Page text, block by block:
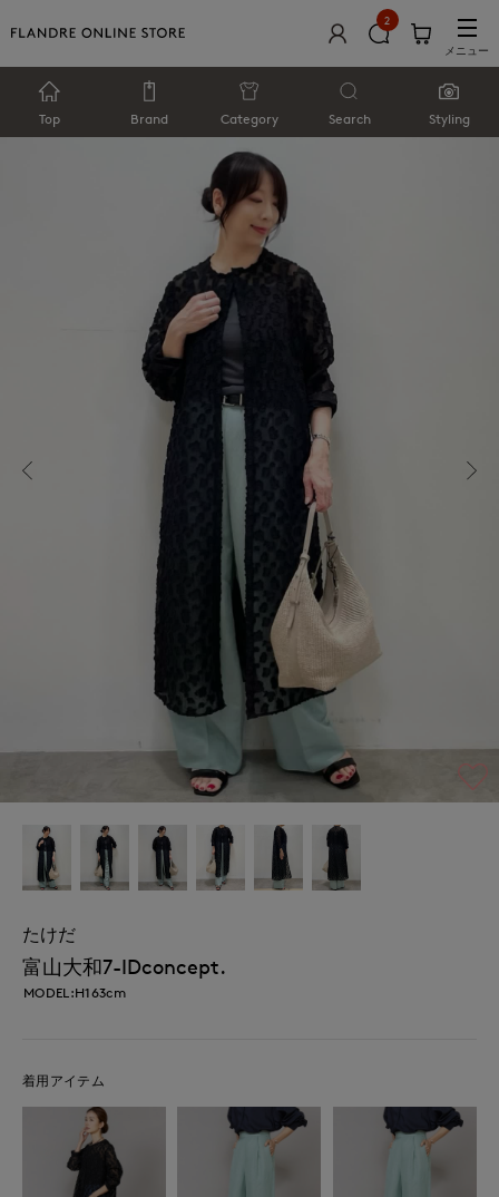
2
メニュー
Top Brand Category Search Styling
たけだ
富山大和7-IDconcept.
MODEL:H163cm
着用アイテム